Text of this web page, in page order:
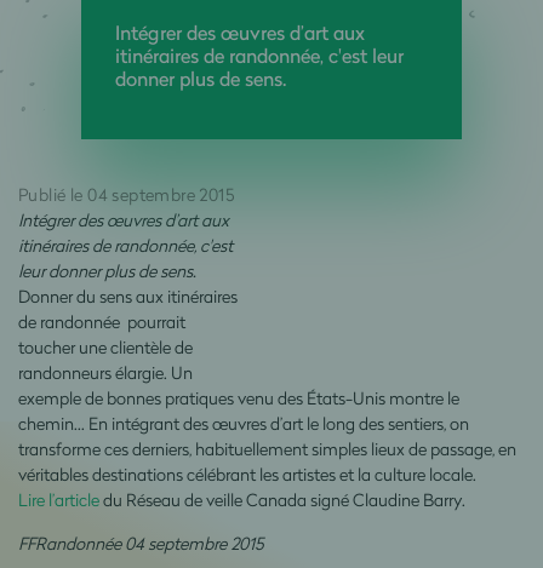
Intégrer des œuvres d’art aux
itinéraires de randonnée, c'est leur
donner plus de sens.
Publié le 04 septembre 2015
Intégrer des œuvres d’art aux
itinéraires de randonnée, c'est
leur donner plus de sens.
Donner du sens aux itinéraires
de randonnée pourrait
toucher une clientèle de
randonneurs élargie. Un
exemple de bonnes pratiques venu des États-Unis montre le
chemin… En intégrant des œuvres d’art le long des sentiers, on
transforme ces derniers, habituellement simples lieux de passage, en
véritables destinations célébrant les artistes et la culture locale.
Lire l’articledu Réseau de veille Canada signé Claudine Barry.
FFRandonnée 04 septembre 2015